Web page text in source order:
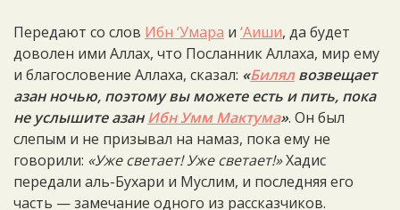
Передают со слов Ибн ‘Умара и ‘Аиши, да будет
доволен ими Аллах, что Посланник Аллаха, мир ему
и благословение Аллаха, сказал: «Билялвозвещает
азан ночью, поэтому вы можете есть и пить, пока
не услышите азанИбн Умм Мактума». Он был
слепым и не призывал на намаз, пока ему не
говорили: «Уже светает! Уже светает!»Хадис
передали аль-Бухари и Муслим, и последняя его
часть — замечание одного из рассказчиков.